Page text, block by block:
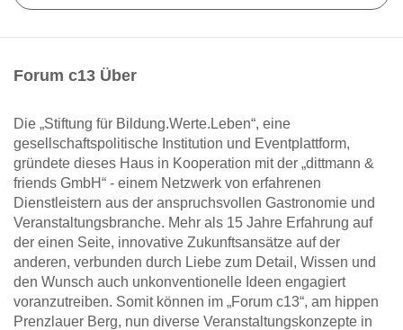
Forum c13 Über
Die „Stiftung für Bildung.Werte.Leben“, eine
gesellschaftspolitische Institution und Eventplattform,
gründete dieses Haus in Kooperation mit der „dittmann &
friends GmbH“ - einem Netzwerk von erfahrenen
Dienstleistern aus der anspruchsvollen Gastronomie und
Veranstaltungsbranche. Mehr als 15 Jahre Erfahrung auf
der einen Seite, innovative Zukunftsansätze auf der
anderen, verbunden durch Liebe zum Detail, Wissen und
den Wunsch auch unkonventionelle Ideen engagiert
voranzutreiben. Somit können im „Forum c13“, am hippen
Prenzlauer Berg, nun diverse Veranstaltungskonzepte in